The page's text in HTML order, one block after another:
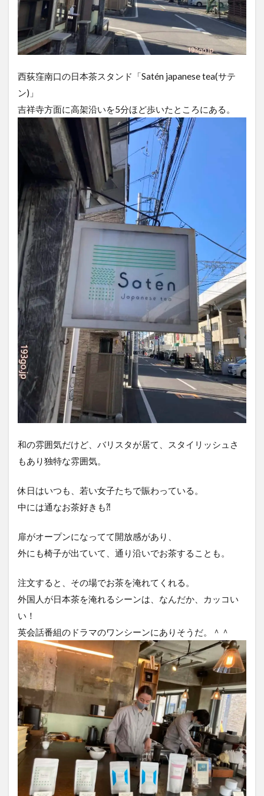
西荻窪南口の日本茶スタンド「Satén japanese tea(サテ
ン)」
吉祥寺方面に高架沿いを5分ほど歩いたところにある。
和の雰囲気だけど、バリスタが居て、スタイリッシュさ
もあり独特な雰囲気。
休日はいつも、若い女子たちで賑わっている。
中には通なお茶好きも⁈
扉がオープンになってて開放感があり、
外にも椅子が出ていて、通り沿いでお茶することも。
注文すると、その場でお茶を淹れてくれる。
外国人が日本茶を淹れるシーンは、なんだか、カッコい
い！
英会話番組のドラマのワンシーンにありそうだ。＾＾